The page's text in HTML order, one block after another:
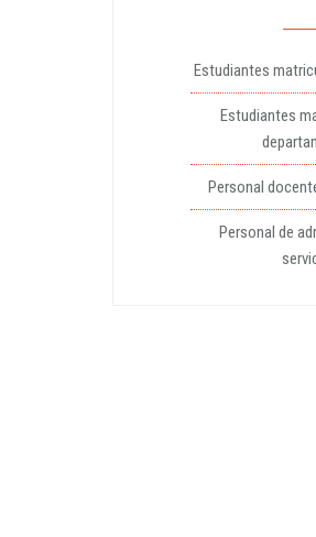
Estudiantes
Estudiantes
Personal
Personal de